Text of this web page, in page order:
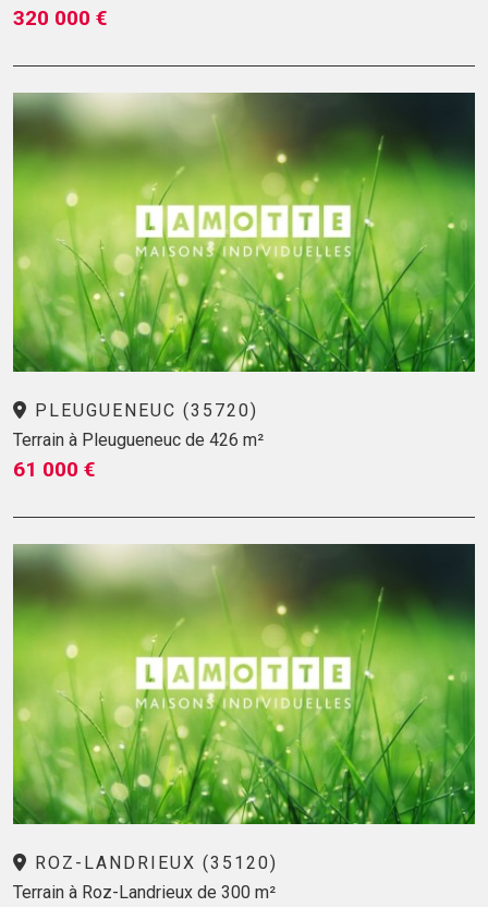
320 000 €
PLEUGUENEUC (35720)
Terrain à Pleugueneuc de 426 m²
61 000 €
ROZ-LANDRIEUX (35120)
Terrain à Roz-Landrieux de 300 m²